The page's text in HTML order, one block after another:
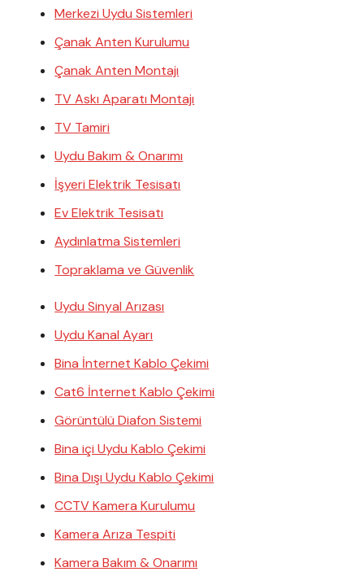
Merkezi Uydu Sistemleri
Çanak Anten Kurulumu
Çanak Anten Montajı
TV Askı Aparatı Montajı
TV Tamiri
Uydu Bakım & Onarımı
İşyeri Elektrik Tesisatı
Ev Elektrik Tesisatı
Aydınlatma Sistemleri
Topraklama ve Güvenlik
Uydu Sinyal Arızası
Uydu Kanal Ayarı
Bina İnternet Kablo Çekimi
Cat6 İnternet Kablo Çekimi
Görüntülü Diafon Sistemi
Bina içi Uydu Kablo Çekimi
Bina Dışı Uydu Kablo Çekimi
CCTV Kamera Kurulumu
Kamera Arıza Tespiti
Kamera Bakım & Onarımı